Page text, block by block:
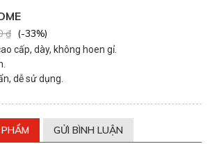
₫ (-33%)
cấp, dày, không hoen gỉ.
dễ sử dụng.
GỬI BÌNH LUẬN